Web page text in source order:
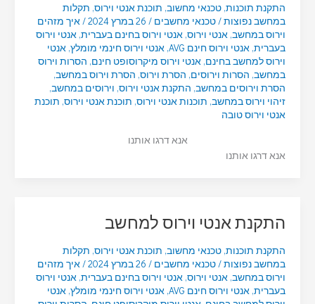
התקנת תוכנות, טכנאי מחשוב, תוכנת אנטי וירוס, תקלות
במחשב נפוצות/טכנאי מחשבים / 26 במרץ 2024 /איך מזהים
וירוס במחשב, אנטי וירוס, אנטי וירוס בחינם בעברית, אנטי וירוס
בעברית, אנטי וירוס חינם AVG , אנטי וירוס חינמי מומלץ, אנטי
וירוס למחשב בחינם, אנטי וירוס מיקרוסופט חינם, הסרות וירוס
במחשב, הסרות וירוסים, הסרת וירוס, הסרת וירוס במחשב,
הסרת וירוסים במחשב, התקנת אנטי וירוס, וירוסים במחשב,
זיהוי וירוס במחשב, תוכנות אנטי וירוס, תוכנת אנטי וירוס, תוכנת
אנטי וירוס טובה
אנא דרגו אותנו
אנא דרגו אותנו
התקנת אנטי וירוס למחשב
התקנת תוכנות, טכנאי מחשוב, תוכנת אנטי וירוס, תקלות
במחשב נפוצות/טכנאי מחשבים / 26 במרץ 2024 /איך מזהים
וירוס במחשב, אנטי וירוס, אנטי וירוס בחינם בעברית, אנטי וירוס
בעברית, אנטי וירוס חינם AVG , אנטי וירוס חינמי מומלץ, אנטי